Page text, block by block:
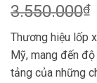
3.550.000₫
Thương hiệu lốp
Mỹ, mang đến
tảng của những